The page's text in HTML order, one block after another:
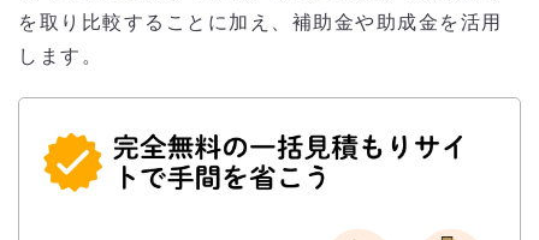
を取り比較することに加え、補助金や助成金を活用
します。